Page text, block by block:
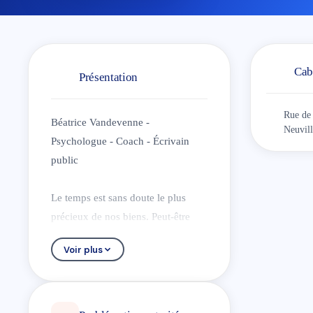
Présentation
Béatrice Vandevenne -
Psychologue - Coach - Écrivain
public
Le temps est sans doute le plus
précieux de nos biens. Peut-être
que, par moment, courir après des
deadlines (quel terme horrible !)
Voir plus
Rue